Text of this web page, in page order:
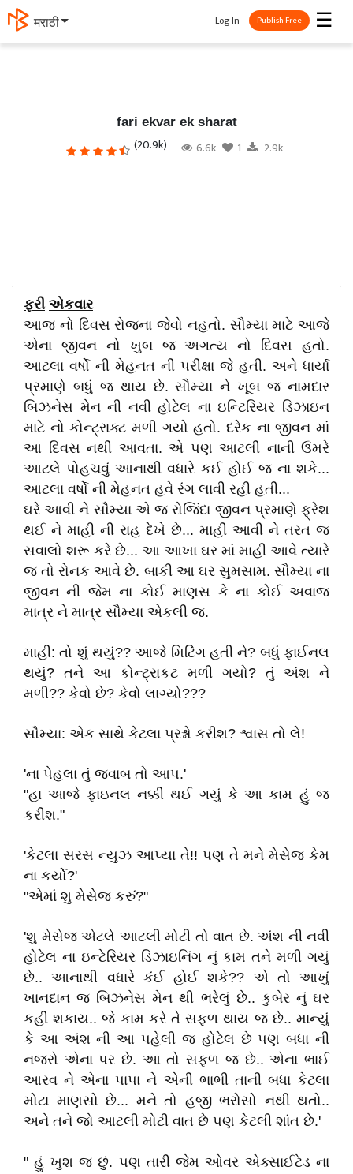
मराठी ☰
Log In Publish Free
fari ekvar ek sharat
(20.9k) 6.6k 1 2.9k
ફરી એકવાર
આજ નો દિવસ રોજના જેવો નહતો. સૌમ્યા માટે આજે
એના જીવન નો ખુબ જ અગત્ય નો દિવસ હતો.
આટલા વર્ષો ની મેહનત ની પરીક્ષા જે હતી. અને ધાર્યા
પ્રમાણે બધું જ થાય છે. સૌમ્યા ને ખૂબ જ નામદાર
બિઝનેસ મેન ની નવી હોટેલ ના ઇન્ટિરિયર ડિઝાઇન
માટે નો કોન્ટ્રાક્ટ મળી ગયો હતો. દરેક ના જીવન માં
આ દિવસ નથી આવતા. એ પણ આટલી નાની ઉંમરે
આટલે પોહચવું આનાથી વધારે કઈ હોઈ જ ના શકે...
આટલા વર્ષો ની મેહનત હવે રંગ લાવી રહી હતી...
ઘરે આવી ને સૌમ્યા એ જ રોજિંદા જીવન પ્રમાણે ફ્રેશ
થઈ ને માહી ની રાહ દેખે છે... માહી આવી ને તરત જ
સવાલો શરૂ કરે છે... આ આખા ઘર માં માહી આવે ત્યારે
જ તો રોનક આવે છે. બાકી આ ઘર સુમસામ. સૌમ્યા ના
જીવન ની જેમ ના કોઈ માણસ કે ના કોઈ અવાજ
માત્ર ને માત્ર સૌમ્યા એકલી જ.
માહી: તો શું થયું?? આજે મિટિંગ હતી ને? બધું ફાઈનલ
થયું? તને આ કોન્ટ્રાકટ મળી ગયો? તું અંશ ને
મળી?? કેવો છે? કેવો લાગ્યો???
સૌમ્યા: એક સાથે કેટલા પ્રશ્નો કરીશ? શ્વાસ તો લે!
'ના પેહલા તું જવાબ તો આપ.'
"હા આજે ફાઇનલ નક્કી થઈ ગયું કે આ કામ હું જ
કરીશ."
'કેટલા સરસ ન્યુઝ આપ્યા તે!! પણ તે મને મેસેજ કેમ
ના કર્યો?'
"એમાં શુ મેસેજ કરું?"
'શુ મેસેજ એટલે આટલી મોટી તો વાત છે. અંશ ની નવી
હોટેલ ના ઇન્ટેરિયર ડિઝાઇનિંગ નું કામ તને મળી ગયું
છે.. આનાથી વધારે કંઈ હોઈ શકે?? એ તો આખું
ખાનદાન જ બિઝનેસ મેન થી ભરેલું છે.. કુબેર નું ઘર
કહી શકાય.. જે કામ કરે તે સફળ થાય જ છે.. માન્યું
કે આ અંશ ની આ પહેલી જ હોટેલ છે પણ બધા ની
નજરો એના પર છે. આ તો સફળ જ છે.. એના ભાઈ
આરવ ને એના પાપા ને એની ભાભી તાની બધા કેટલા
મોટા માણસો છે... મને તો હજી ભરોસો નથી થતો..
અને તને જો આટલી મોટી વાત છે પણ કેટલી શાંત છે.'
" હું ખુશ જ છું. પણ તારી જેમ ઓવર એક્સાઈટેડ ના